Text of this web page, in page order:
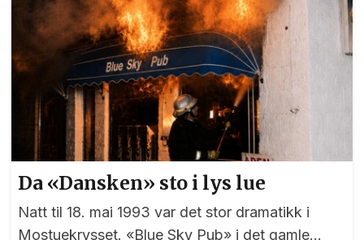
Da «Dansken» sto i lys lue
Natt til 18. mai 1993 var det stor dramatikk i
Mostuekrysset. «Blue Sky Pub» i det gamle